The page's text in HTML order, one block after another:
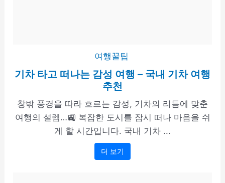
여행꿀팁
기차 타고 떠나는 감성 여행 – 국내 기차 여행
추천
창밖 풍경을 따라 흐르는 감성, 기차의 리듬에 맞춘
여행의 설렘…🚉 복잡한 도시를 잠시 떠나 마음을 쉬
게 할 시간입니다. 국내 기차 ...
더 보기